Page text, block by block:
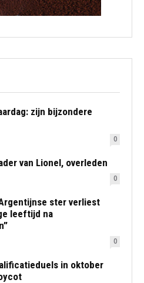
zijn bijzondere
0
van Lionel, overleden
0
ster verliest
leeftijd na
0
in oktober